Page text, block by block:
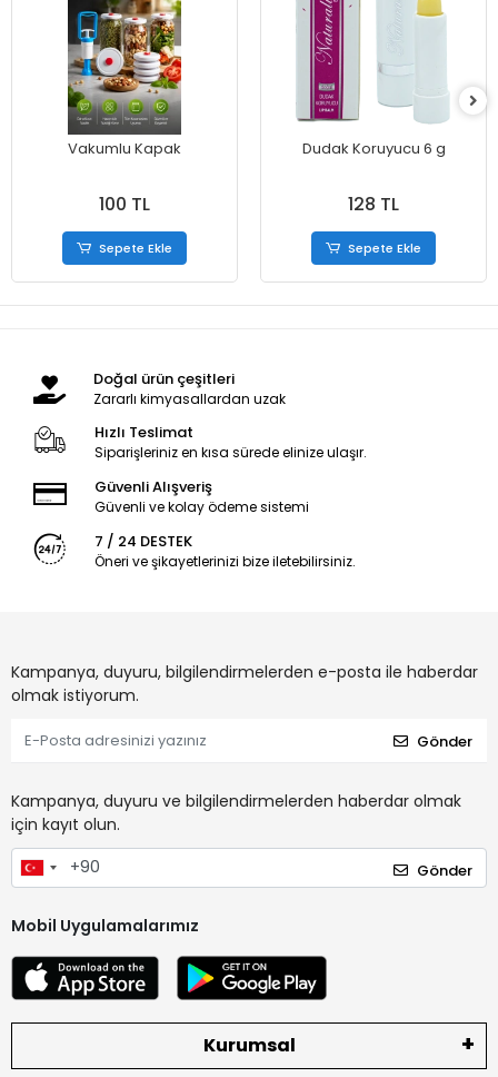
Vakumlu Kapak
100 TL
Sepete Ekle
Dudak Koruyucu 6 g
128 TL
Sepete Ekle
Doğal ürün çeşitleri
Zararlı kimyasallardan uzak
Hızlı Teslimat
Siparişleriniz en kısa sürede elinize ulaşır.
Güvenli Alışveriş
Güvenli ve kolay ödeme sistemi
7 / 24 DESTEK
Öneri ve şikayetlerinizi bize iletebilirsiniz.
Kampanya, duyuru, bilgilendirmelerden e-posta ile haberdar
olmak istiyorum.
Gönder
Kampanya, duyuru ve bilgilendirmelerden haberdar olmak
için kayıt olun.
Gönder
Mobil Uygulamalarımız
Kurumsal